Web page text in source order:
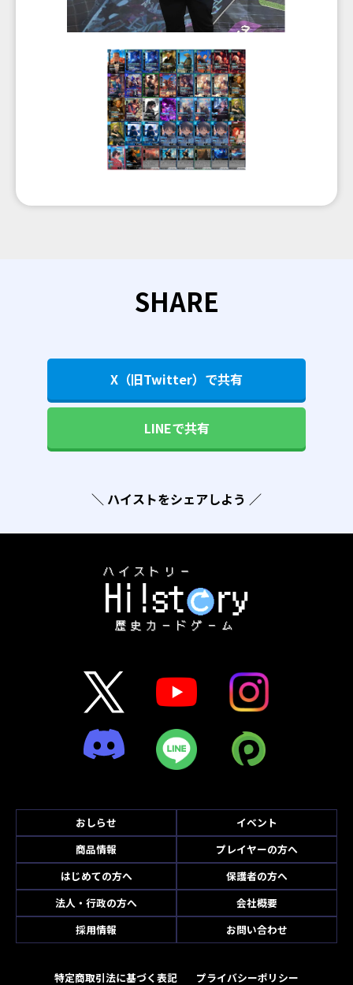
SHARE
X（旧Twitter）で共有
LINEで共有
＼ ハイストをシェアしよう ／
おしらせ
イベント
商品情報
プレイヤーの方へ
はじめての方へ
保護者の方へ
法人・行政の方へ
会社概要
採用情報
お問い合わせ
特定商取引法に基づく表記 プライバシーポリシー